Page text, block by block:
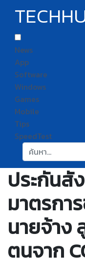
News
App
Software
Windows
Games
Mobile
Tips
SpeedTest
ค้นหา:
ประกันสั
มาตรกา
นายจ้าง
ตนจาก